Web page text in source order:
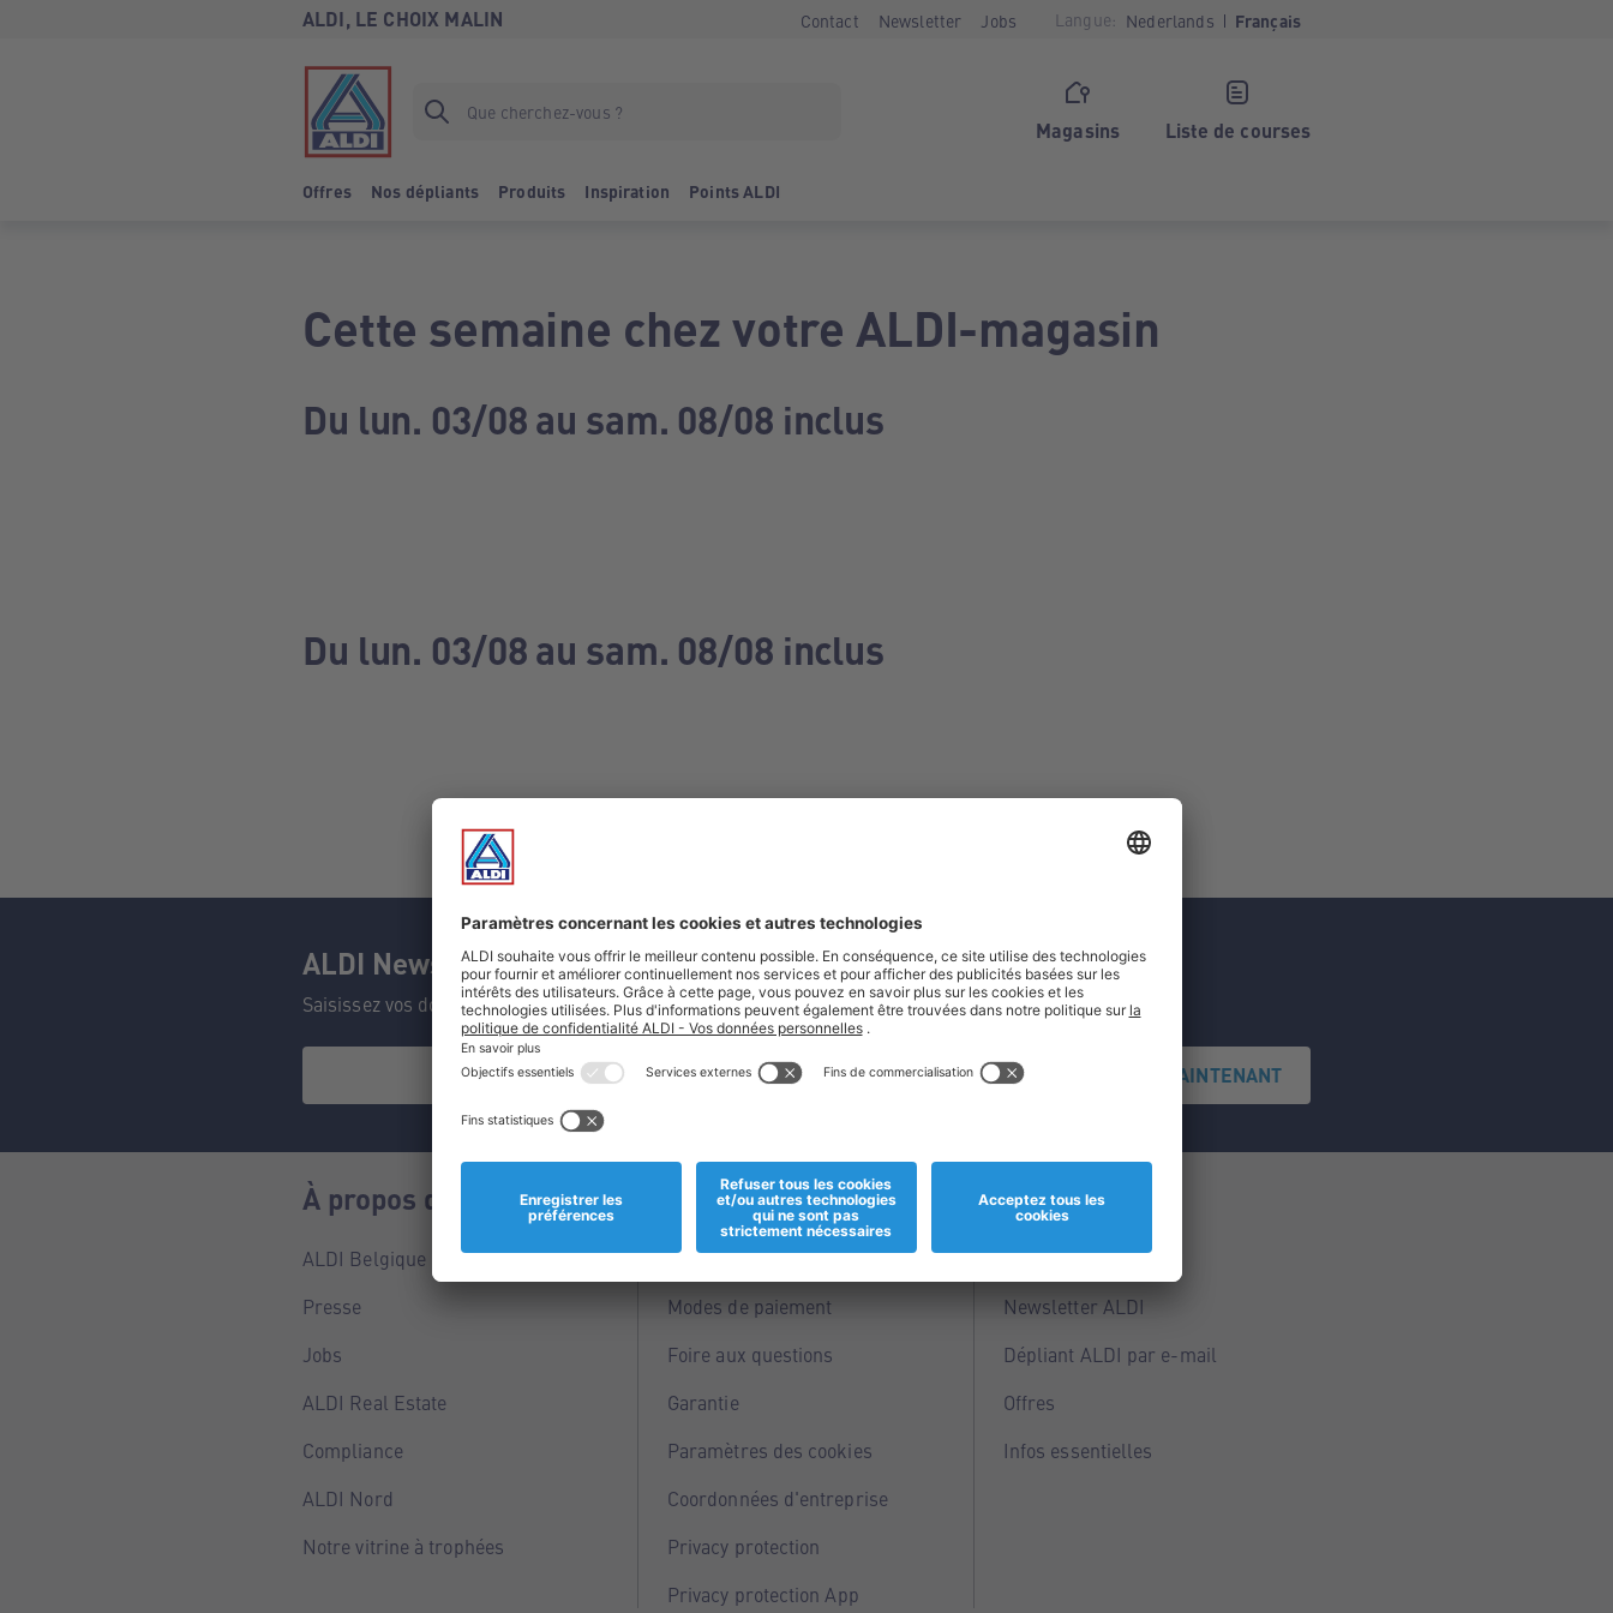
ALDI, LE CHOIX MALIN Contact Newsletter Jobs Langue: Nederlands Français
Magasins Liste de courses
Offres Nos dépliants Produits Inspiration Points ALDI
Cette semaine chez votre ALDI-magasin
Du lun. 03/08 au sam. 08/08 inclus
Du lun. 03/08 au sam. 08/08 inclus
ALDI Newsletter
Saisissez vos données et ne manquez aucune de nos offres.
S'INSCRIRE MAINTENANT
À propos de nous
ALDI Belgique
Presse
Jobs
ALDI Real Estate
Compliance
ALDI Nord
Notre vitrine à trophées
Informations
Magasins
Modes de paiement
Foire aux questions
Garantie
Paramètres des cookies
Coordonnées d'entreprise
Privacy protection
Privacy protection App
Service
Points ALDI
Newsletter ALDI
Dépliant ALDI par e-mail
Offres
Infos essentielles